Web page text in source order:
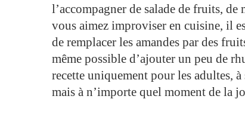
l’accompagner de salade de fruits,
vous aimez improviser en cuisine, il
de remplacer les amandes par des
même possible d’ajouter un peu de
recette uniquement pour les adultes,
mais à n’importe quel moment de la